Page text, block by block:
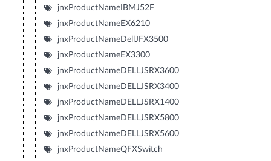
jnxProductNameIBMJ52F
jnxProductNameEX6210
jnxProductNameDellJFX3500
jnxProductNameEX3300
jnxProductNameDELLJSRX3600
jnxProductNameDELLJSRX3400
jnxProductNameDELLJSRX1400
jnxProductNameDELLJSRX5800
jnxProductNameDELLJSRX5600
jnxProductNameQFXSwitch